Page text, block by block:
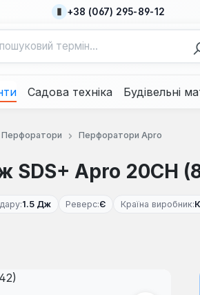
+38 (067) 295-89-12
Садова техніка Будівельні
Перфоратори Перфоратори Apro
SDS+ Apro 20CH
1.5 Дж Реверс:Є Країна виробник: